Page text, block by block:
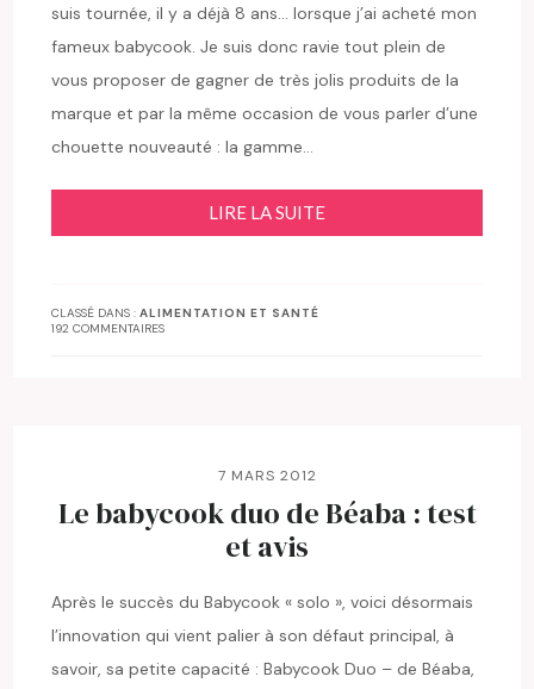
suis tournée, il y a déjà 8 ans… lorsque j’ai acheté mon
fameux babycook. Je suis donc ravie tout plein de
vous proposer de gagner de très jolis produits de la
marque et par la même occasion de vous parler d’une
chouette nouveauté : la gamme…
LIRE LA SUITE
CLASSÉ DANS :ALIMENTATION ET SANTÉ
192 COMMENTAIRES
7 MARS 2012
Le babycook duo de Béaba : test
et avis
Après le succès du Babycook « solo », voici désormais
l’innovation qui vient palier à son défaut principal, à
savoir, sa petite capacité : Babycook Duo – de Béaba,